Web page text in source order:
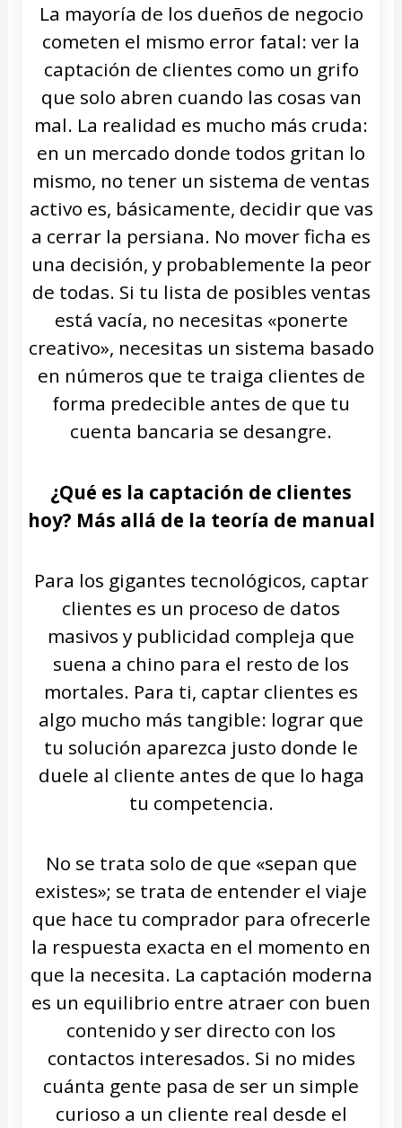
La mayoría de los dueños de negocio
cometen el mismo error fatal: ver la
captación de clientes como un grifo
que solo abren cuando las cosas van
mal. La realidad es mucho más cruda:
en un mercado donde todos gritan lo
mismo, no tener un sistema de ventas
activo es, básicamente, decidir que vas
a cerrar la persiana. No mover ficha es
una decisión, y probablemente la peor
de todas. Si tu lista de posibles ventas
está vacía, no necesitas «ponerte
creativo», necesitas un sistema basado
en números que te traiga clientes de
forma predecible antes de que tu
cuenta bancaria se desangre.
¿Qué es la captación de clientes
hoy? Más allá de la teoría de manual
Para los gigantes tecnológicos, captar
clientes es un proceso de datos
masivos y publicidad compleja que
suena a chino para el resto de los
mortales. Para ti, captar clientes es
algo mucho más tangible: lograr que
tu solución aparezca justo donde le
duele al cliente antes de que lo haga
tu competencia.
No se trata solo de que «sepan que
existes»; se trata de entender el viaje
que hace tu comprador para ofrecerle
la respuesta exacta en el momento en
que la necesita. La captación moderna
es un equilibrio entre atraer con buen
contenido y ser directo con los
contactos interesados. Si no mides
cuánta gente pasa de ser un simple
curioso a un cliente real desde el